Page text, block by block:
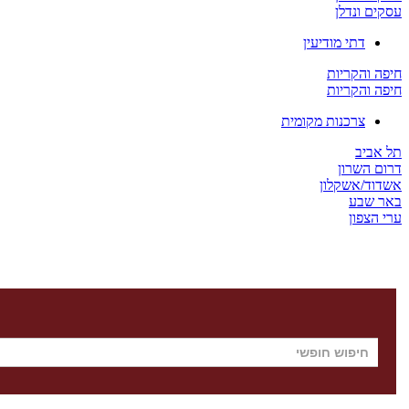
עסקים ונדלן
דתי מודיעין
חיפה והקריות
חיפה והקריות
צרכנות מקומית
תל אביב
דרום השרון
אשדוד/אשקלון
באר שבע
ערי הצפון